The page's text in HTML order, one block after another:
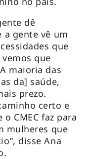
dê
a gente vê um
que
que
maioria das
da] saúde,
prezo.
certo e
CMEC faz para
mulheres que
disse Ana